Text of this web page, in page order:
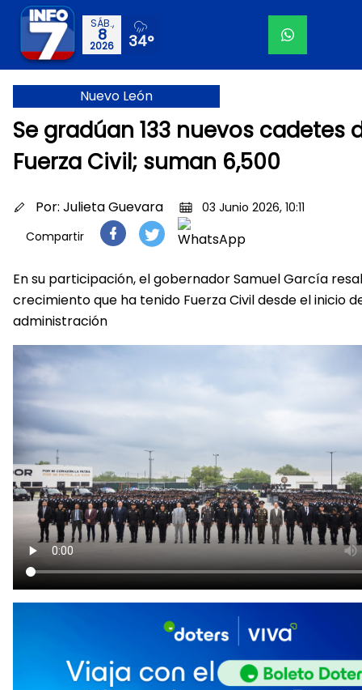
SÁB.,
8
2026 34°
Nuevo León
Se gradúan 133 nuevos cadetes
Fuerza Civil; suman 6,500
Por: Julieta Guevara
03 Junio 2026, 10:11
Compartir
En su participación, el gobernador Samuel García
crecimiento que ha tenido Fuerza Civil desde el inicio
administración